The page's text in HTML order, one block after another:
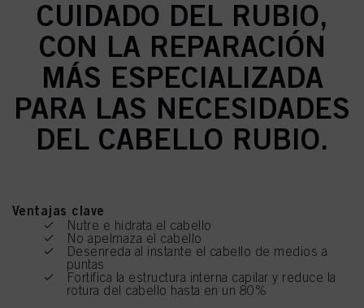
CUIDADO DEL RUBIO,
CON LA REPARACIÓN
MÁS ESPECIALIZADA
PARA LAS NECESIDADES
DEL CABELLO RUBIO.
Ventajas clave
Nutre e hidrata el cabello
No apelmaza el cabello
Desenreda al instante el cabello de medios a
puntas
Fortifica la estructura interna capilar y reduce la
rotura del cabello hasta en un 80%